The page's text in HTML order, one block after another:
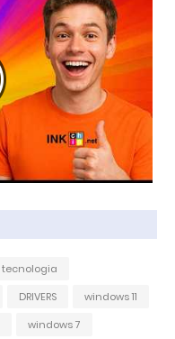
tecnologia
DRIVERS
windows 11
windows 7